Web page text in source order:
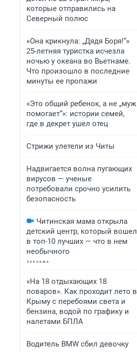
которые отправились на
Северный полюс
«Она крикнула: „Дядя Боря!“»
25-летняя туристка исчезла
ночью у океана во Вьетнаме.
Что произошло в последние
минуты ее пропажи
«Это общий ребенок, а не „муж
помогает“»: истории семей,
где в декрет ушел отец
Стрижи улетели из Читы
Надвигается волна пугающих
вирусов — ученые
потребовали срочно усилить
безопасность
Читинская мама открыла
детский центр, который вошел
в топ-10 лучших — что в нем
необычного
«На 18 отдыхающих 18
поваров». Как проходит лето в
Крыму с перебоями света и
бензина, водой по графику и
налетами БПЛА
Водитель BMW сбил девочку